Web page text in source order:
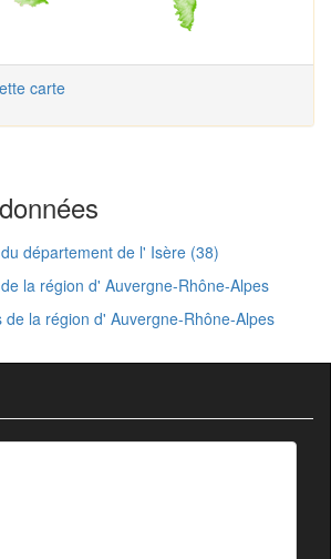
carte
département de l' Isère (38)
la région d' Auvergne-Rhône-Alpes
la région d' Auvergne-Rhône-Alpes